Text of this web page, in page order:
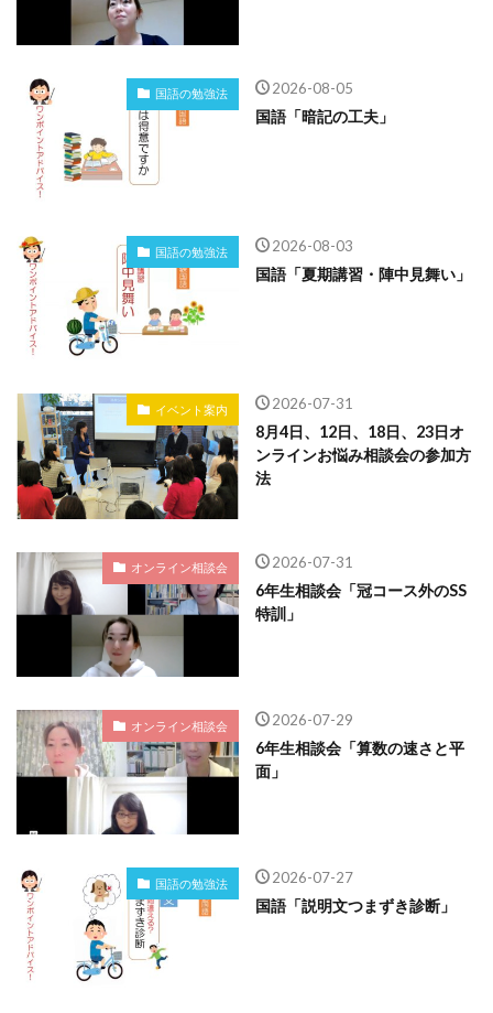
国語の勉強法 2026-08-05
国語「暗記の工夫」
国語の勉強法 2026-08-03
国語「夏期講習・陣中見舞い」
イベント案内 2026-07-31
8月4日、12日、18日、23日オ
ンラインお悩み相談会の参加方
法
オンライン相談会 2026-07-31
6年生相談会「冠コース外のSS
特訓」
オンライン相談会 2026-07-29
6年生相談会「算数の速さと平
面」
国語の勉強法 2026-07-27
国語「説明文つまずき診断」